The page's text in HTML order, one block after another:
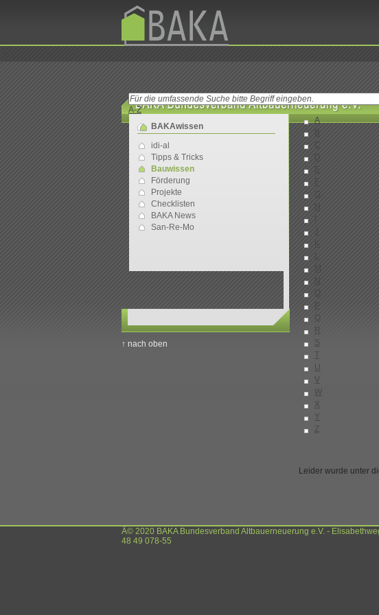
A-Z
BAKAwissen
idi-al
Tipps & Tricks
Bauwissen
Förderung
Projekte
Checklisten
BAKA News
San-Re-Mo
0-9
A
B
C
D
E
F
G
H
J
K
L
M
N
O
P
Q
R
S
T
U
V
W
X
Y
Z
Leider wurde unter
↑ nach oben
Â© 2020 BAKA Bundesverband Altbauerneuerung e.V. -
48 49 078-55